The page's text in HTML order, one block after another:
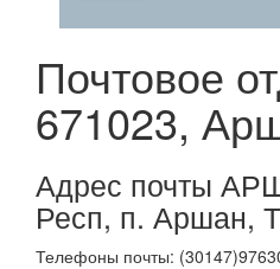
Почтовое
671023,
Адрес почты
Респ, п. Аршан,
Телефоны почты: